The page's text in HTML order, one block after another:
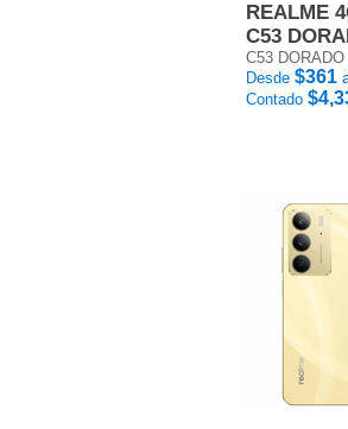
REALME
C53
C53 DORADO
Desde $361
Contado